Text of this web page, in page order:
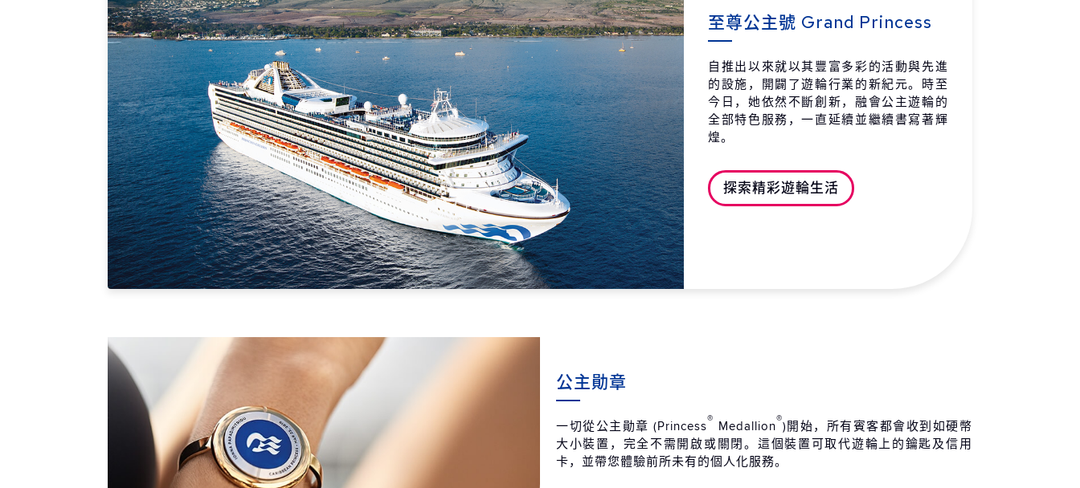
2027 / 03 / 08 (一)
至尊公主號 Grand Princess
自推出以來就以其豐富多彩的活動與先進
的設施，開闢了遊輪行業的新紀元。時至
今日，她依然不斷創新，融會公主遊輪的
全部特色服務，一直延續並繼續書寫著輝
煌。
探索精彩遊輪生活
公主勛章
一切從公主勛章 (Princess® Medallion®)開始，所有賓客都會收到如硬幣
大小裝置，完全不需開啟或關閉。這個裝置可取代遊輪上的鑰匙及信用
卡，並帶您體驗前所未有的個人化服務。